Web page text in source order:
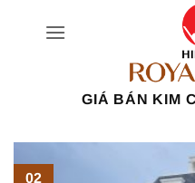
GIÁ BÁN KIM
02